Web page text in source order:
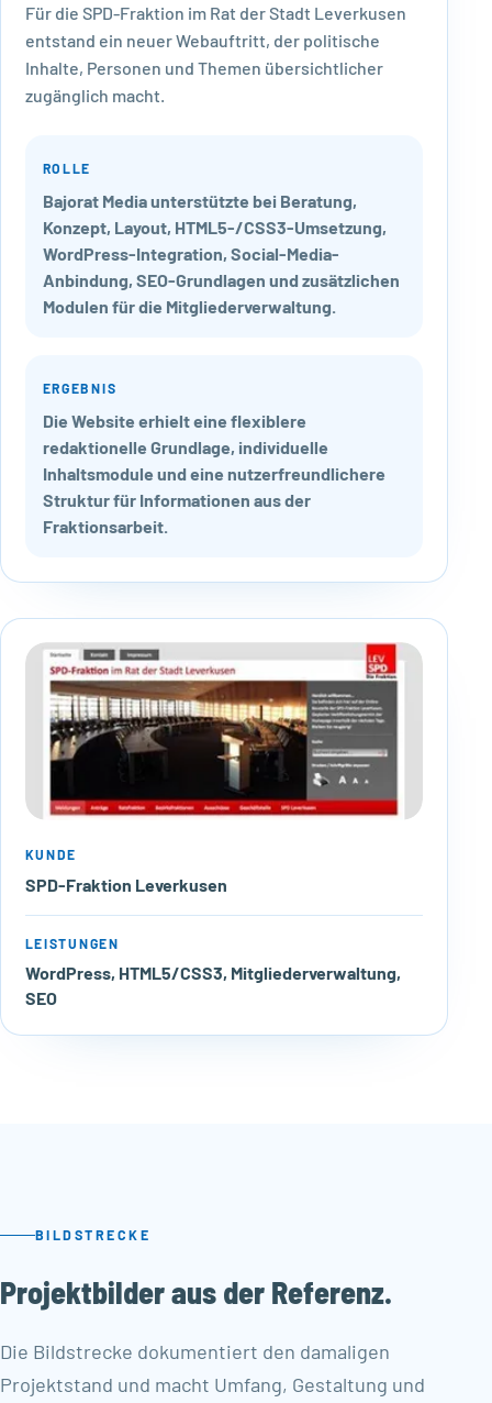
Für die SPD-Fraktion im Rat der Stadt Leverkusen
entstand ein neuer Webauftritt, der politische
Inhalte, Personen und Themen übersichtlicher
zugänglich macht.
ROLLE
Bajorat Media unterstützte bei Beratung,
Konzept, Layout, HTML5-/CSS3-Umsetzung,
WordPress-Integration, Social-Media-
Anbindung, SEO-Grundlagen und zusätzlichen
Modulen für die Mitgliederverwaltung.
ERGEBNIS
Die Website erhielt eine flexiblere
redaktionelle Grundlage, individuelle
Inhaltsmodule und eine nutzerfreundlichere
Struktur für Informationen aus der
Fraktionsarbeit.
KUNDE
SPD-Fraktion Leverkusen
LEISTUNGEN
WordPress, HTML5/CSS3, Mitgliederverwaltung,
SEO
BILDSTRECKE
Projektbilder aus der Referenz.
Die Bildstrecke dokumentiert den damaligen
Projektstand und macht Umfang, Gestaltung und